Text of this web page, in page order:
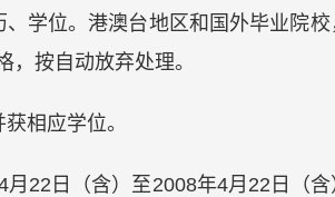
学位。港澳台地区和国外毕业院
按自动放弃处理。
相应学位。
22日（含）至2008年4月22日（